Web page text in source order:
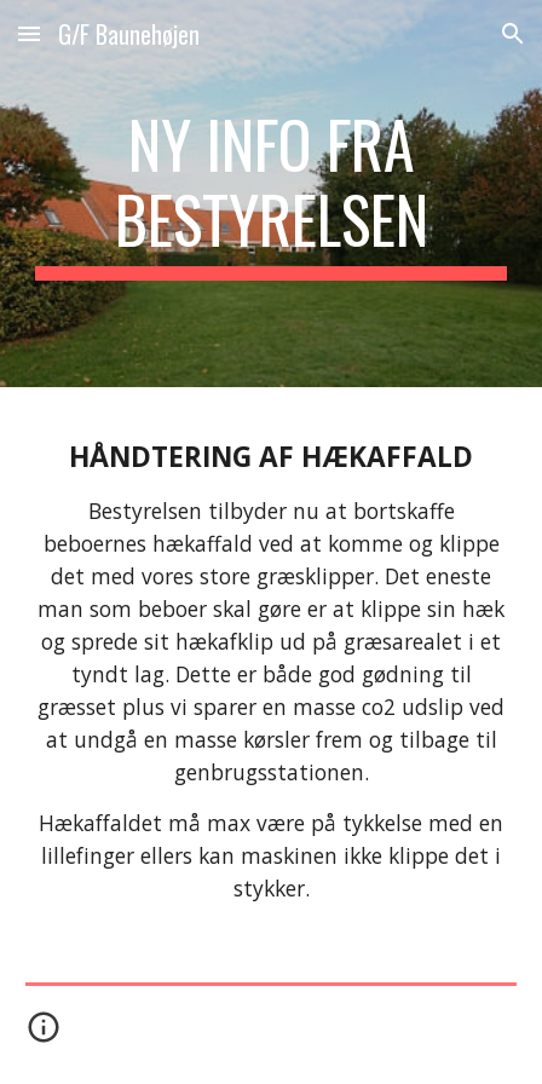
Skip to main content Skip to navigation
G/F Baunehøjen
NY INFO FRA
BESTYRELSEN
HÅNDTERING AF HÆKAFFALD
Bestyrelsen tilbyder nu at bortskaffe
beboernes hækaffald ved at komme og klippe
det med vores store græsklipper. Det eneste
man som beboer skal gøre er at klippe sin hæk
og sprede sit hækafklip ud på græsarealet i et
tyndt lag. Dette er både god gødning til
græsset plus vi sparer en masse co2 udslip ved
at undgå en masse kørsler frem og tilbage til
genbrugsstationen.
Hækaffaldet må max være på tykkelse med en
lillefinger ellers kan maskinen ikke klippe det i
stykker.